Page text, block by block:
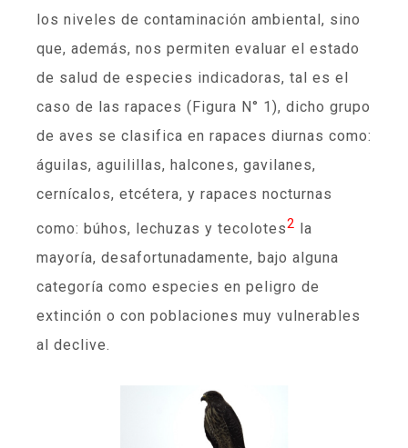
los niveles de contaminación ambiental, sino
que, además, nos permiten evaluar el estado
de salud de especies indicadoras, tal es el
caso de las rapaces (Figura N° 1), dicho grupo
de aves se clasifica en rapaces diurnas como:
águilas, aguilillas, halcones, gavilanes,
cernícalos, etcétera, y rapaces nocturnas
como: búhos, lechuzas y tecolotes2 la
mayoría, desafortunadamente, bajo alguna
categoría como especies en peligro de
extinción o con poblaciones muy vulnerables
al declive.